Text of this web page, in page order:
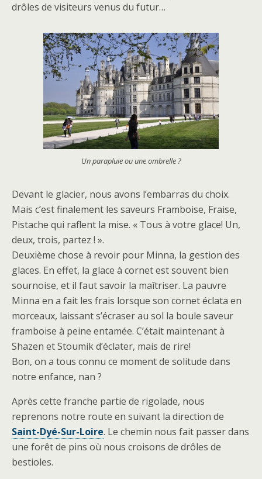
drôles de visiteurs venus du futur…
Un parapluie ou une ombrelle ?
Devant le glacier, nous avons l’embarras du choix.
Mais c’est finalement les saveurs Framboise, Fraise,
Pistache qui raflent la mise. « Tous à votre glace! Un,
deux, trois, partez ! ».
Deuxième chose à revoir pour Minna, la gestion des
glaces. En effet, la glace à cornet est souvent bien
sournoise, et il faut savoir la maîtriser. La pauvre
Minna en a fait les frais lorsque son cornet éclata en
morceaux, laissant s’écraser au sol la boule saveur
framboise à peine entamée. C’était maintenant à
Shazen et Stoumik d’éclater, mais de rire!
Bon, on a tous connu ce moment de solitude dans
notre enfance, nan ?
Après cette franche partie de rigolade, nous
reprenons notre route en suivant la direction de
Saint-Dyé-Sur-Loire. Le chemin nous fait passer dans
une forêt de pins où nous croisons de drôles de
bestioles.